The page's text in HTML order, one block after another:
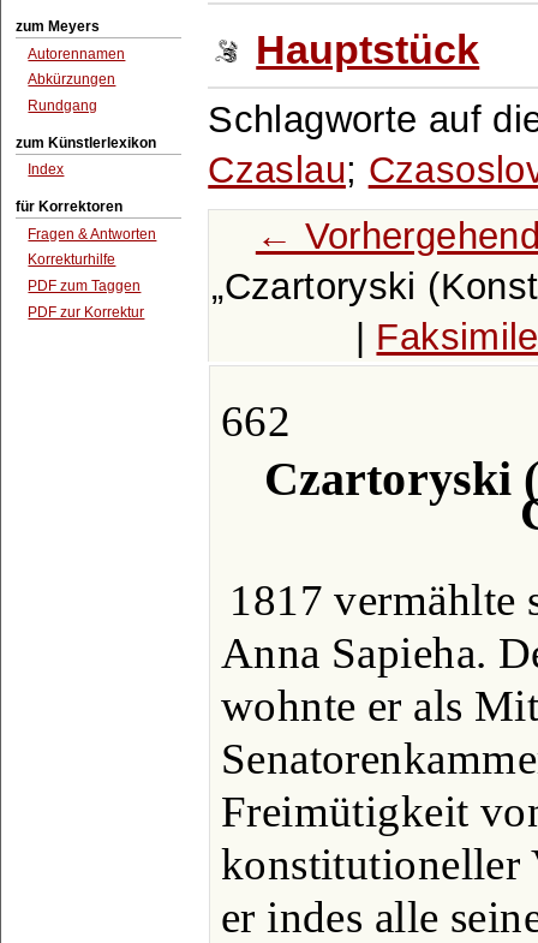
zum Meyers
Autorennamen
Abkürzungen
Rundgang
zum Künstlerlexikon
Index
für Korrektoren
Fragen & Antworten
Korrekturhilfe
PDF zum Taggen
PDF zur Korrektur
Hauptstück
Schlagworte auf
Czaslau;
←
Czartoryski
Faksimile
662
Czartoryski
1817 vermählte
Anna Sapieha.
wohnte er als
Freimütigkeit
konstitutioneller
er indes alle